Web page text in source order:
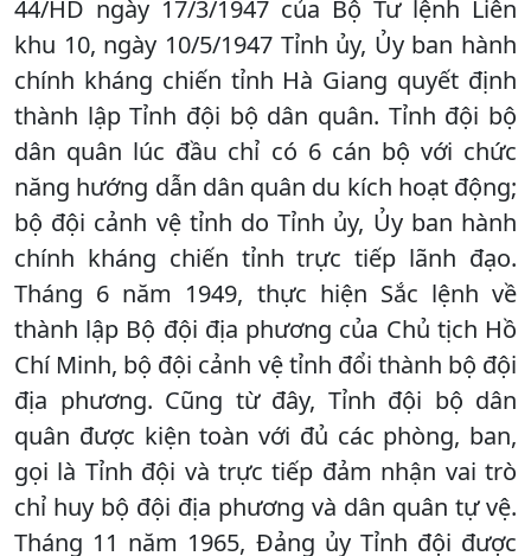
44/HD ngày 17/3/1947 của Bộ Tư lệnh Liên
khu 10, ngày 10/5/1947 Tỉnh ủy, Ủy ban hành
chính kháng chiến tỉnh Hà Giang quyết định
thành lập Tỉnh đội bộ dân quân. Tỉnh đội bộ
dân quân lúc đầu chỉ có 6 cán bộ với chức
năng hướng dẫn dân quân du kích hoạt động;
bộ đội cảnh vệ tỉnh do Tỉnh ủy, Ủy ban hành
chính kháng chiến tỉnh trực tiếp lãnh đạo.
Tháng 6 năm 1949, thực hiện Sắc lệnh về
thành lập Bộ đội địa phương của Chủ tịch Hồ
Chí Minh, bộ đội cảnh vệ tỉnh đổi thành bộ đội
địa phương. Cũng từ đây, Tỉnh đội bộ dân
quân được kiện toàn với đủ các phòng, ban,
gọi là Tỉnh đội và trực tiếp đảm nhận vai trò
chỉ huy bộ đội địa phương và dân quân tự vệ.
Tháng 11 năm 1965, Đảng ủy Tỉnh đội được